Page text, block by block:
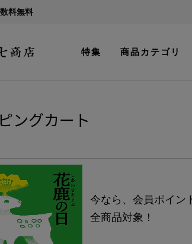
料無料
特集 商品カテゴリ
ングカート
今なら、会員ポイン
全商品対象！